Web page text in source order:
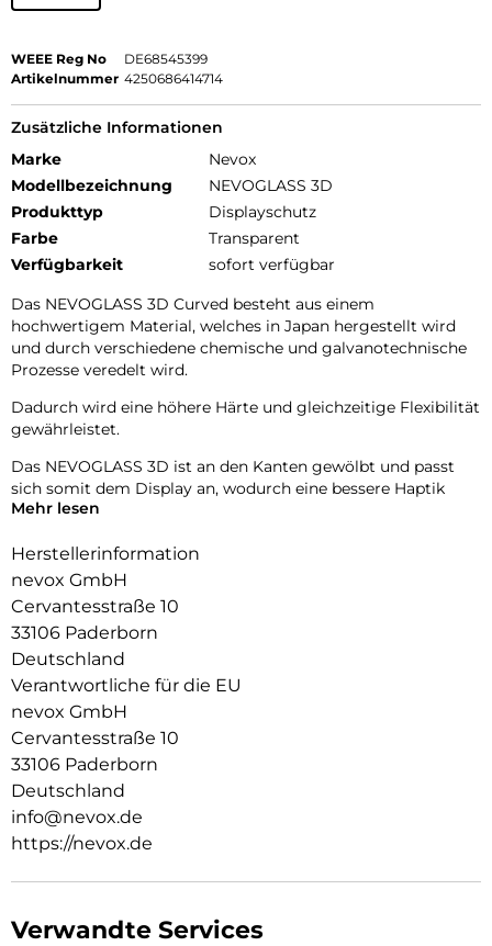
WEEE Reg No
DE68545399
Artikelnummer 4250686414714
Zusätzliche Informationen
Marke
Nevox
Modellbezeichnung
NEVOGLASS 3D
Produkttyp
Displayschutz
Farbe
Transparent
Verfügbarkeit
sofort verfügbar
Das NEVOGLASS 3D Curved besteht aus einem
hochwertigem Material, welches in Japan hergestellt wird
und durch verschiedene chemische und galvanotechnische
Prozesse veredelt wird.
Dadurch wird eine höhere Härte und gleichzeitige Flexibilität
gewährleistet.
Das NEVOGLASS 3D ist an den Kanten gewölbt und passt
sich somit dem Display an, wodurch eine bessere Haptik
erzielt.
Durch die Umformungen wird das komplette Display
zuverlässig geschützt.
9H Härtegrad
Resistent gegen Kratzer
Fettabweisende Beschichtung
ULTRA-dünnes gehärtetes Glas aus Japan
Keine Beeinträchtigung der Touch Bedienung
Glasdicke – 0.33mm
Eckenradius – 2.5D
Mehr lesen
Herstellerinformation
nevox GmbH
Cervantesstraße 10
33106 Paderborn
Deutschland
Verantwortliche für die EU
nevox GmbH
Cervantesstraße 10
33106 Paderborn
Deutschland
info@nevox.de
https://nevox.de
Verwandte Services